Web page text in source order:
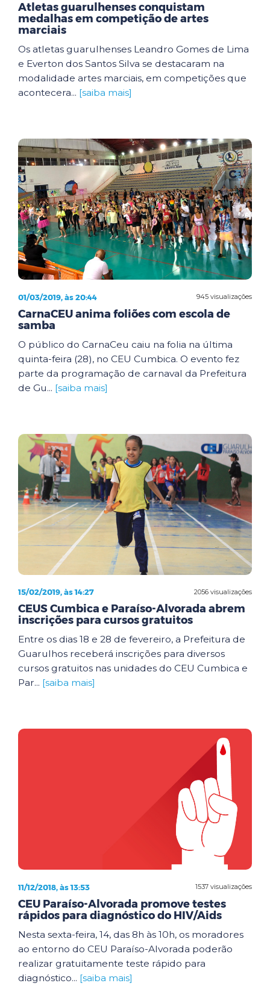
Atletas guarulhenses conquistam
medalhas em competição de artes
marciais
Os atletas guarulhenses Leandro Gomes de Lima
e Everton dos Santos Silva se destacaram na
modalidade artes marciais, em competições que
acontecera... [saiba mais]
945 visualizações
01/03/2019, às 20:44
CarnaCEU anima foliões com escola de
samba
O público do CarnaCeu caiu na folia na última
quinta-feira (28), no CEU Cumbica. O evento fez
parte da programação de carnaval da Prefeitura
de Gu... [saiba mais]
2056 visualizações
15/02/2019, às 14:27
CEUS Cumbica e Paraíso-Alvorada abrem
inscrições para cursos gratuitos
Entre os dias 18 e 28 de fevereiro, a Prefeitura de
Guarulhos receberá inscrições para diversos
cursos gratuitos nas unidades do CEU Cumbica e
Par... [saiba mais]
1537 visualizações
11/12/2018, às 13:53
CEU Paraíso-Alvorada promove testes
rápidos para diagnóstico do HIV/Aids
Nesta sexta-feira, 14, das 8h às 10h, os moradores
ao entorno do CEU Paraíso-Alvorada poderão
realizar gratuitamente teste rápido para
diagnóstico... [saiba mais]